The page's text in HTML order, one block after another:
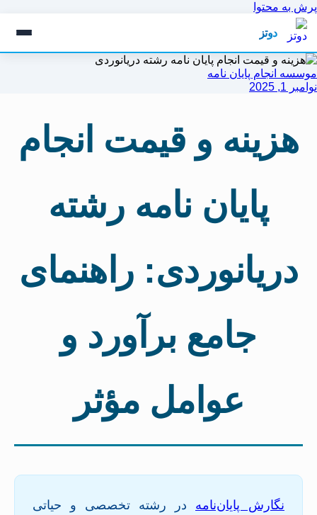
پرش به محتوا
دوتز
موسسه انجام پایان نامه
نوامبر 1, 2025
هزینه و قیمت انجام
پایان نامه رشته
دریانوردی: راهنمای
جامع برآورد و
عوامل مؤثر
نگارش پایان‌نامه در رشته تخصصی و حیاتی